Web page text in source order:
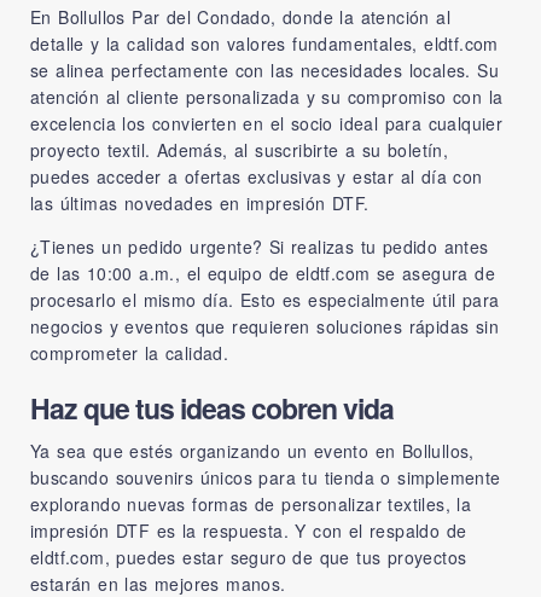
En Bollullos Par del Condado, donde la atención al
detalle y la calidad son valores fundamentales, eldtf.com
se alinea perfectamente con las necesidades locales. Su
atención al cliente personalizada y su compromiso con la
excelencia los convierten en el socio ideal para cualquier
proyecto textil. Además, al suscribirte a su boletín,
puedes acceder a ofertas exclusivas y estar al día con
las últimas novedades en impresión DTF.
¿Tienes un pedido urgente? Si realizas tu pedido antes
de las 10:00 a.m., el equipo de eldtf.com se asegura de
procesarlo el mismo día. Esto es especialmente útil para
negocios y eventos que requieren soluciones rápidas sin
comprometer la calidad.
Haz que tus ideas cobren vida
Ya sea que estés organizando un evento en Bollullos,
buscando souvenirs únicos para tu tienda o simplemente
explorando nuevas formas de personalizar textiles, la
impresión DTF es la respuesta. Y con el respaldo de
eldtf.com, puedes estar seguro de que tus proyectos
estarán en las mejores manos.